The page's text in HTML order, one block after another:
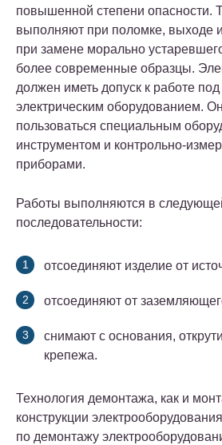
повышенной степени опасности.
выполняют при поломке, выходе
при замене морально
более современные образцы.
должен иметь допуск к работе
электрическим оборудованием.
пользоваться специальным
инструментом и контрольно-
приборами.
Работы выполняются в
последовательности:
отсоединяют изделие от
отсоединяют от
снимают с основания,
крепежа.
Технология демонтажа, как и
конструкции
по демонтажу